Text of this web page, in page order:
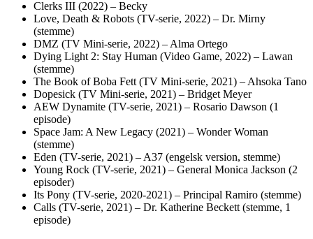
Clerks III (2022) – Becky
Love, Death & Robots (TV-serie, 2022) – Dr. Mirny
(stemme)
DMZ (TV Mini-serie, 2022) – Alma Ortego
Dying Light 2: Stay Human (Video Game, 2022) – Lawan
(stemme)
The Book of Boba Fett (TV Mini-serie, 2021) – Ahsoka Tano
Dopesick (TV Mini-serie, 2021) – Bridget Meyer
AEW Dynamite (TV-serie, 2021) – Rosario Dawson (1
episode)
Space Jam: A New Legacy (2021) – Wonder Woman
(stemme)
Eden (TV-serie, 2021) – A37 (engelsk version, stemme)
Young Rock (TV-serie, 2021) – General Monica Jackson (2
episoder)
Its Pony (TV-serie, 2020-2021) – Principal Ramiro (stemme)
Calls (TV-serie, 2021) – Dr. Katherine Beckett (stemme, 1
episode)